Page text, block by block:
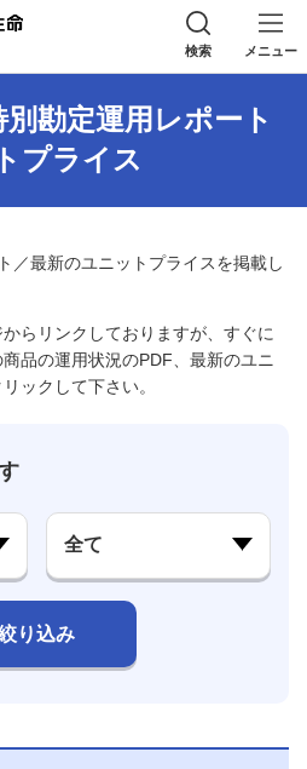
三井住友海上プ
検索 メニュー
勘定運用レポート
プライス
／最新のユニットプライスを掲載し
らリンクしておりますが、すぐに
品の運用状況のPDF、最新のユニ
ックして下さい。
り込み